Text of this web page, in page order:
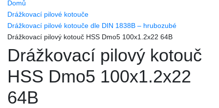
Domů
Drážkovací pilové kotouče
Drážkovací pilové kotouče dle DIN 1838B – hrubozubé
Drážkovací pilový kotouč HSS Dmo5 100x1.2x22 64B
Drážkovací pilový kotouč
HSS Dmo5 100x1.2x22
64B